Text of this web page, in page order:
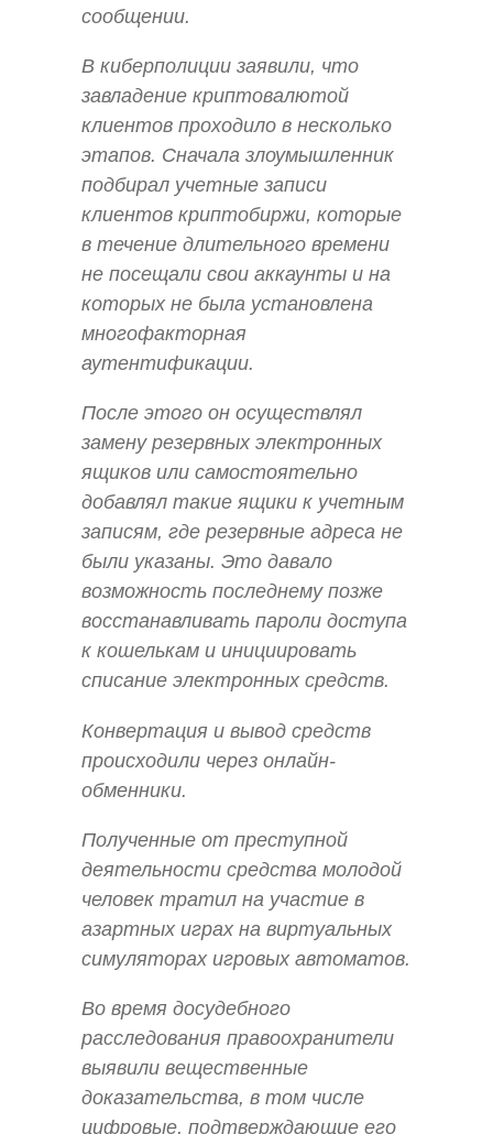
сообщении.
В киберполиции заявили, что
завладение криптовалютой
клиентов проходило в несколько
этапов. Сначала злоумышленник
подбирал учетные записи
клиентов криптобиржи, которые
в течение длительного времени
не посещали свои аккаунты и на
которых не была установлена
многофакторная
аутентификации.
После этого он осуществлял
замену резервных электронных
ящиков или самостоятельно
добавлял такие ящики к учетным
записям, где резервные адреса не
были указаны. Это давало
возможность последнему позже
восстанавливать пароли доступа
к кошелькам и инициировать
списание электронных средств.
Конвертация и вывод средств
происходили через онлайн-
обменники.
Полученные от преступной
деятельности средства молодой
человек тратил на участие в
азартных играх на виртуальных
симуляторах игровых автоматов.
Во время досудебного
расследования правоохранители
выявили вещественные
доказательства, в том числе
цифровые, подтверждающие его